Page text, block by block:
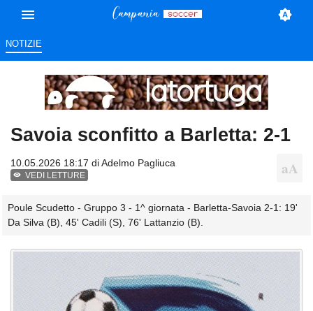
NOTIZIE
Savoia sconfitto a Barletta: 2-1
10.05.2026 18:17 diAdelmo Pagliuca
VEDI LETTURE
Poule Scudetto - Gruppo 3 - 1^ giornata - Barletta-Savoia 2-1: 19'
Da Silva (B), 45' Cadili (S), 76' Lattanzio (B).